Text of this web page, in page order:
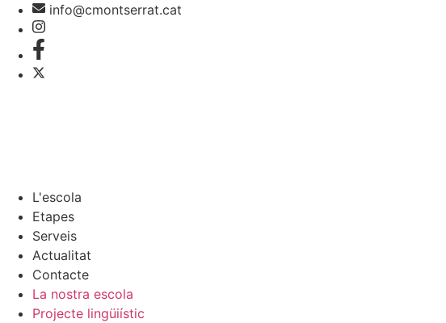
info@cmontserrat.cat
L'escola
Etapes
Serveis
Actualitat
Contacte
La nostra escola
Projecte lingüiístic